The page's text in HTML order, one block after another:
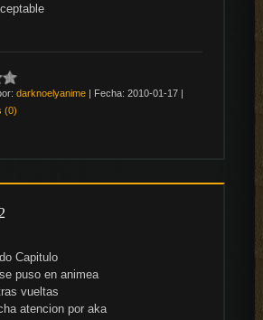
darknoelyanime | Fecha: 2010-01-17 |
(0)
Capitulo
puso en animea
vueltas
atencion por aka